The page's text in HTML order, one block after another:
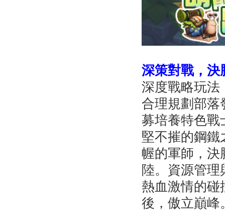
深策對戰，決
深度戰略玩法
合理規劃部落
募培養特色戰
堅不摧的鋼鐵
幄的軍師，決
陸。資源管
熱血激情的碰
後，傲立巔峰